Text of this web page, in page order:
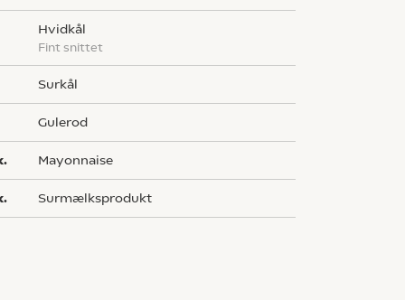
hvidkål
fint snittet
surkål
gulerod
mayonnaise
surmælksprodukt